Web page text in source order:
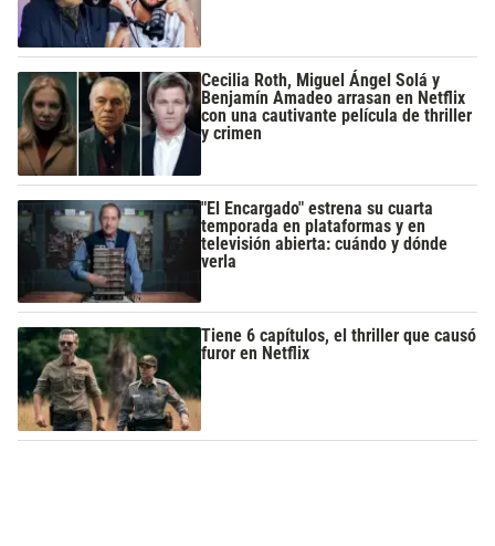
Cecilia Roth, Miguel Ángel Solá y
Benjamín Amadeo arrasan en Netflix
con una cautivante película de thriller
y crimen
"El Encargado" estrena su cuarta
temporada en plataformas y en
televisión abierta: cuándo y dónde
verla
Tiene 6 capítulos, el thriller que causó
furor en Netflix